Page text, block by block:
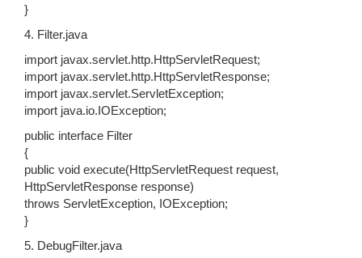
}
4. Filter.java
import javax.servlet.http.HttpServletRequest;
import javax.servlet.http.HttpServletResponse;
import javax.servlet.ServletException;
import java.io.IOException;
public interface Filter
{
public void execute(HttpServletRequest request,
HttpServletResponse response)
throws ServletException, IOException;
}
5. DebugFilter.java